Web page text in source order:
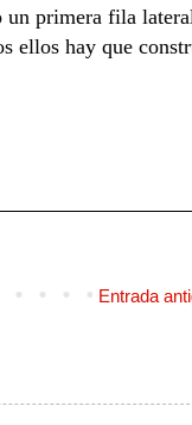
un primera fila
ellos hay que
Entrada